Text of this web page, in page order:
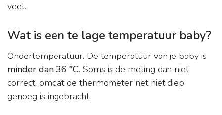
veel.
Wat is een te lage temperatuur baby?
Ondertemperatuur. De temperatuur van je baby is
minder dan 36 °C. Soms is de meting dan niet
correct, omdat de thermometer net niet diep
genoeg is ingebracht.